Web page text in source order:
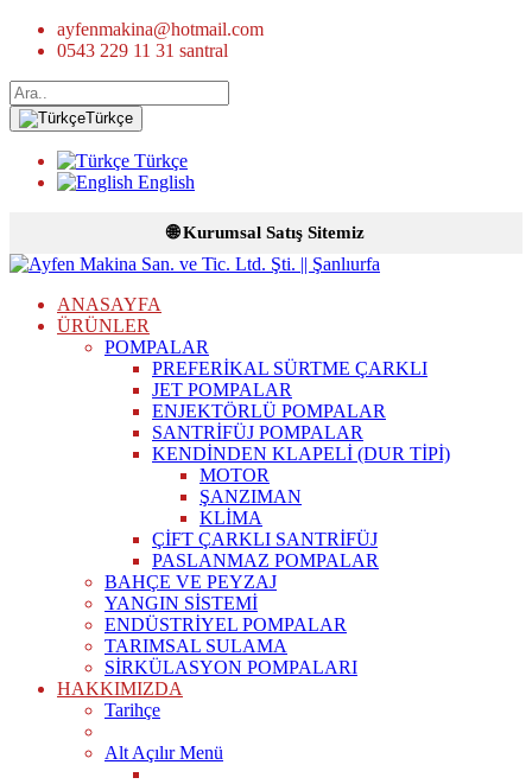
ayfenmakina@hotmail.com
0543 229 11 31 santral
Türkçe
Türkçe
English
🌐 Kurumsal Satış Sitemiz
ANASAYFA
ÜRÜNLER
POMPALAR
PREFERİKAL SÜRTME ÇARKLI
JET POMPALAR
ENJEKTÖRLÜ POMPALAR
SANTRİFÜJ POMPALAR
KENDİNDEN KLAPELİ (DUR TİPİ)
MOTOR
ŞANZIMAN
KLİMA
ÇİFT ÇARKLI SANTRİFÜJ
PASLANMAZ POMPALAR
BAHÇE VE PEYZAJ
YANGIN SİSTEMİ
ENDÜSTRİYEL POMPALAR
TARIMSAL SULAMA
SİRKÜLASYON POMPALARI
HAKKIMIZDA
Tarihçe
Alt Açılır Menü